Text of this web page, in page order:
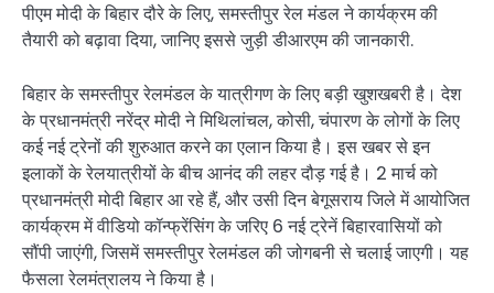
पीएम मोदी के बिहार दौरे के लिए, समस्तीपुर रेल मंडल ने कार्यक्रम की
तैयारी को बढ़ावा दिया, जानिए इससे जुड़ी डीआरएम की जानकारी.
बिहार के समस्तीपुर रेलमंडल के यात्रीगण के लिए बड़ी खुशखबरी है। देश
के प्रधानमंत्री नरेंद्र मोदी ने मिथिलांचल, कोसी, चंपारण के लोगों के लिए
कई नई ट्रेनों की शुरुआत करने का एलान किया है। इस खबर से इन
इलाकों के रेलयात्रीयों के बीच आनंद की लहर दौड़ गई है। 2 मार्च को
प्रधानमंत्री मोदी बिहार आ रहे हैं, और उसी दिन बेगूसराय जिले में आयोजित
कार्यक्रम में वीडियो कॉन्फ्रेंसिंग के जरिए 6 नई ट्रेनें बिहारवासियों को
सौंपी जाएंगी, जिसमें समस्तीपुर रेलमंडल की जोगबनी से चलाई जाएगी। यह
फैसला रेलमंत्रालय ने किया है।